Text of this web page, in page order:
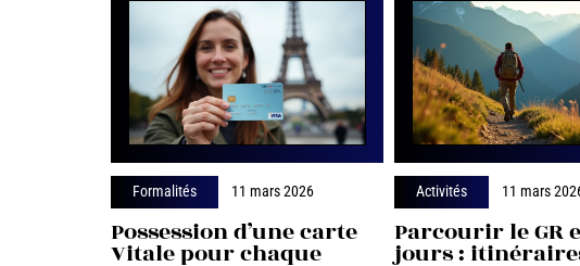
Formalités 11 mars 2026
Possession d’une carte
Vitale pour chaque
Activités 11 mars
Parcourir le GR
jours :